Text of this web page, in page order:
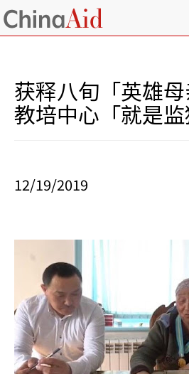
获释八旬「英雄
教培中心「就是监
12/19/2019